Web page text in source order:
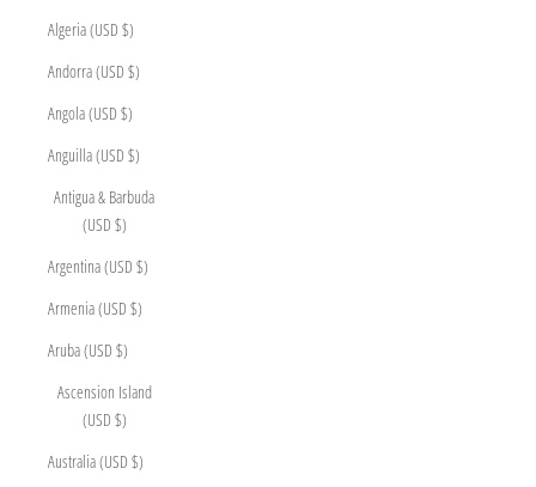
Algeria (USD $)
Andorra (USD $)
Angola (USD $)
Anguilla (USD $)
Antigua & Barbuda
(USD $)
Argentina (USD $)
Armenia (USD $)
Aruba (USD $)
Ascension Island
(USD $)
Australia (USD $)